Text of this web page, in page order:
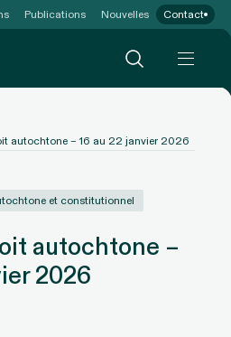
Publications Nouvelles Contact
autochtone – 16 au 22 janvier 2026
et constitutionnel
autochtone –
2026